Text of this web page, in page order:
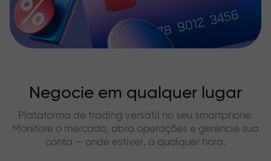
Negocie em qualquer lugar
Plataforma de trading versátil no seu smartphone.
Monitore o mercado, abra operações e gerencie sua
conta — onde estiver, a qualquer hora.